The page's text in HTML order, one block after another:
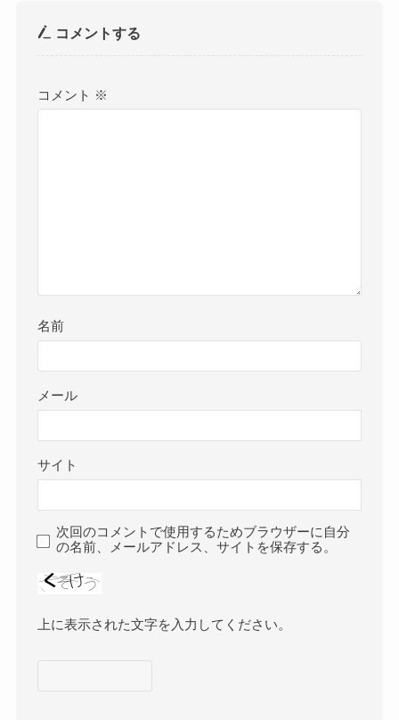
コメントする
コメント ※
名前
メール
サイト
次回のコメントで使用するためブラウザーに自分
の名前、メールアドレス、サイトを保存する。
上に表示された文字を入力してください。